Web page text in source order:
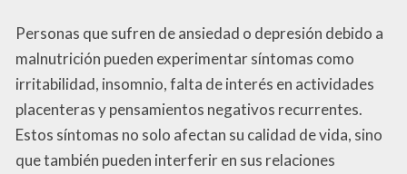
Personas que sufren de ansiedad o depresión debido a
malnutrición pueden experimentar síntomas como
irritabilidad, insomnio, falta de interés en actividades
placenteras y pensamientos negativos recurrentes.
Estos síntomas no solo afectan su calidad de vida, sino
que también pueden interferir en sus relaciones